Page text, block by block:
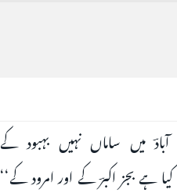
آبادؔ میں ساماں نہیں بہبود کے
ہے بجز اکبرؔ کے اور امرود کے‘‘